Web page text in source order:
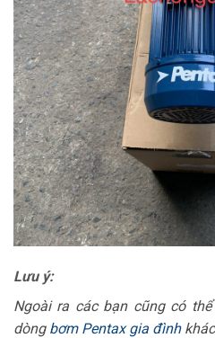
Lưu ý:
Ngoài ra các bạn cũng có
dòng bơm Pentax gia đình